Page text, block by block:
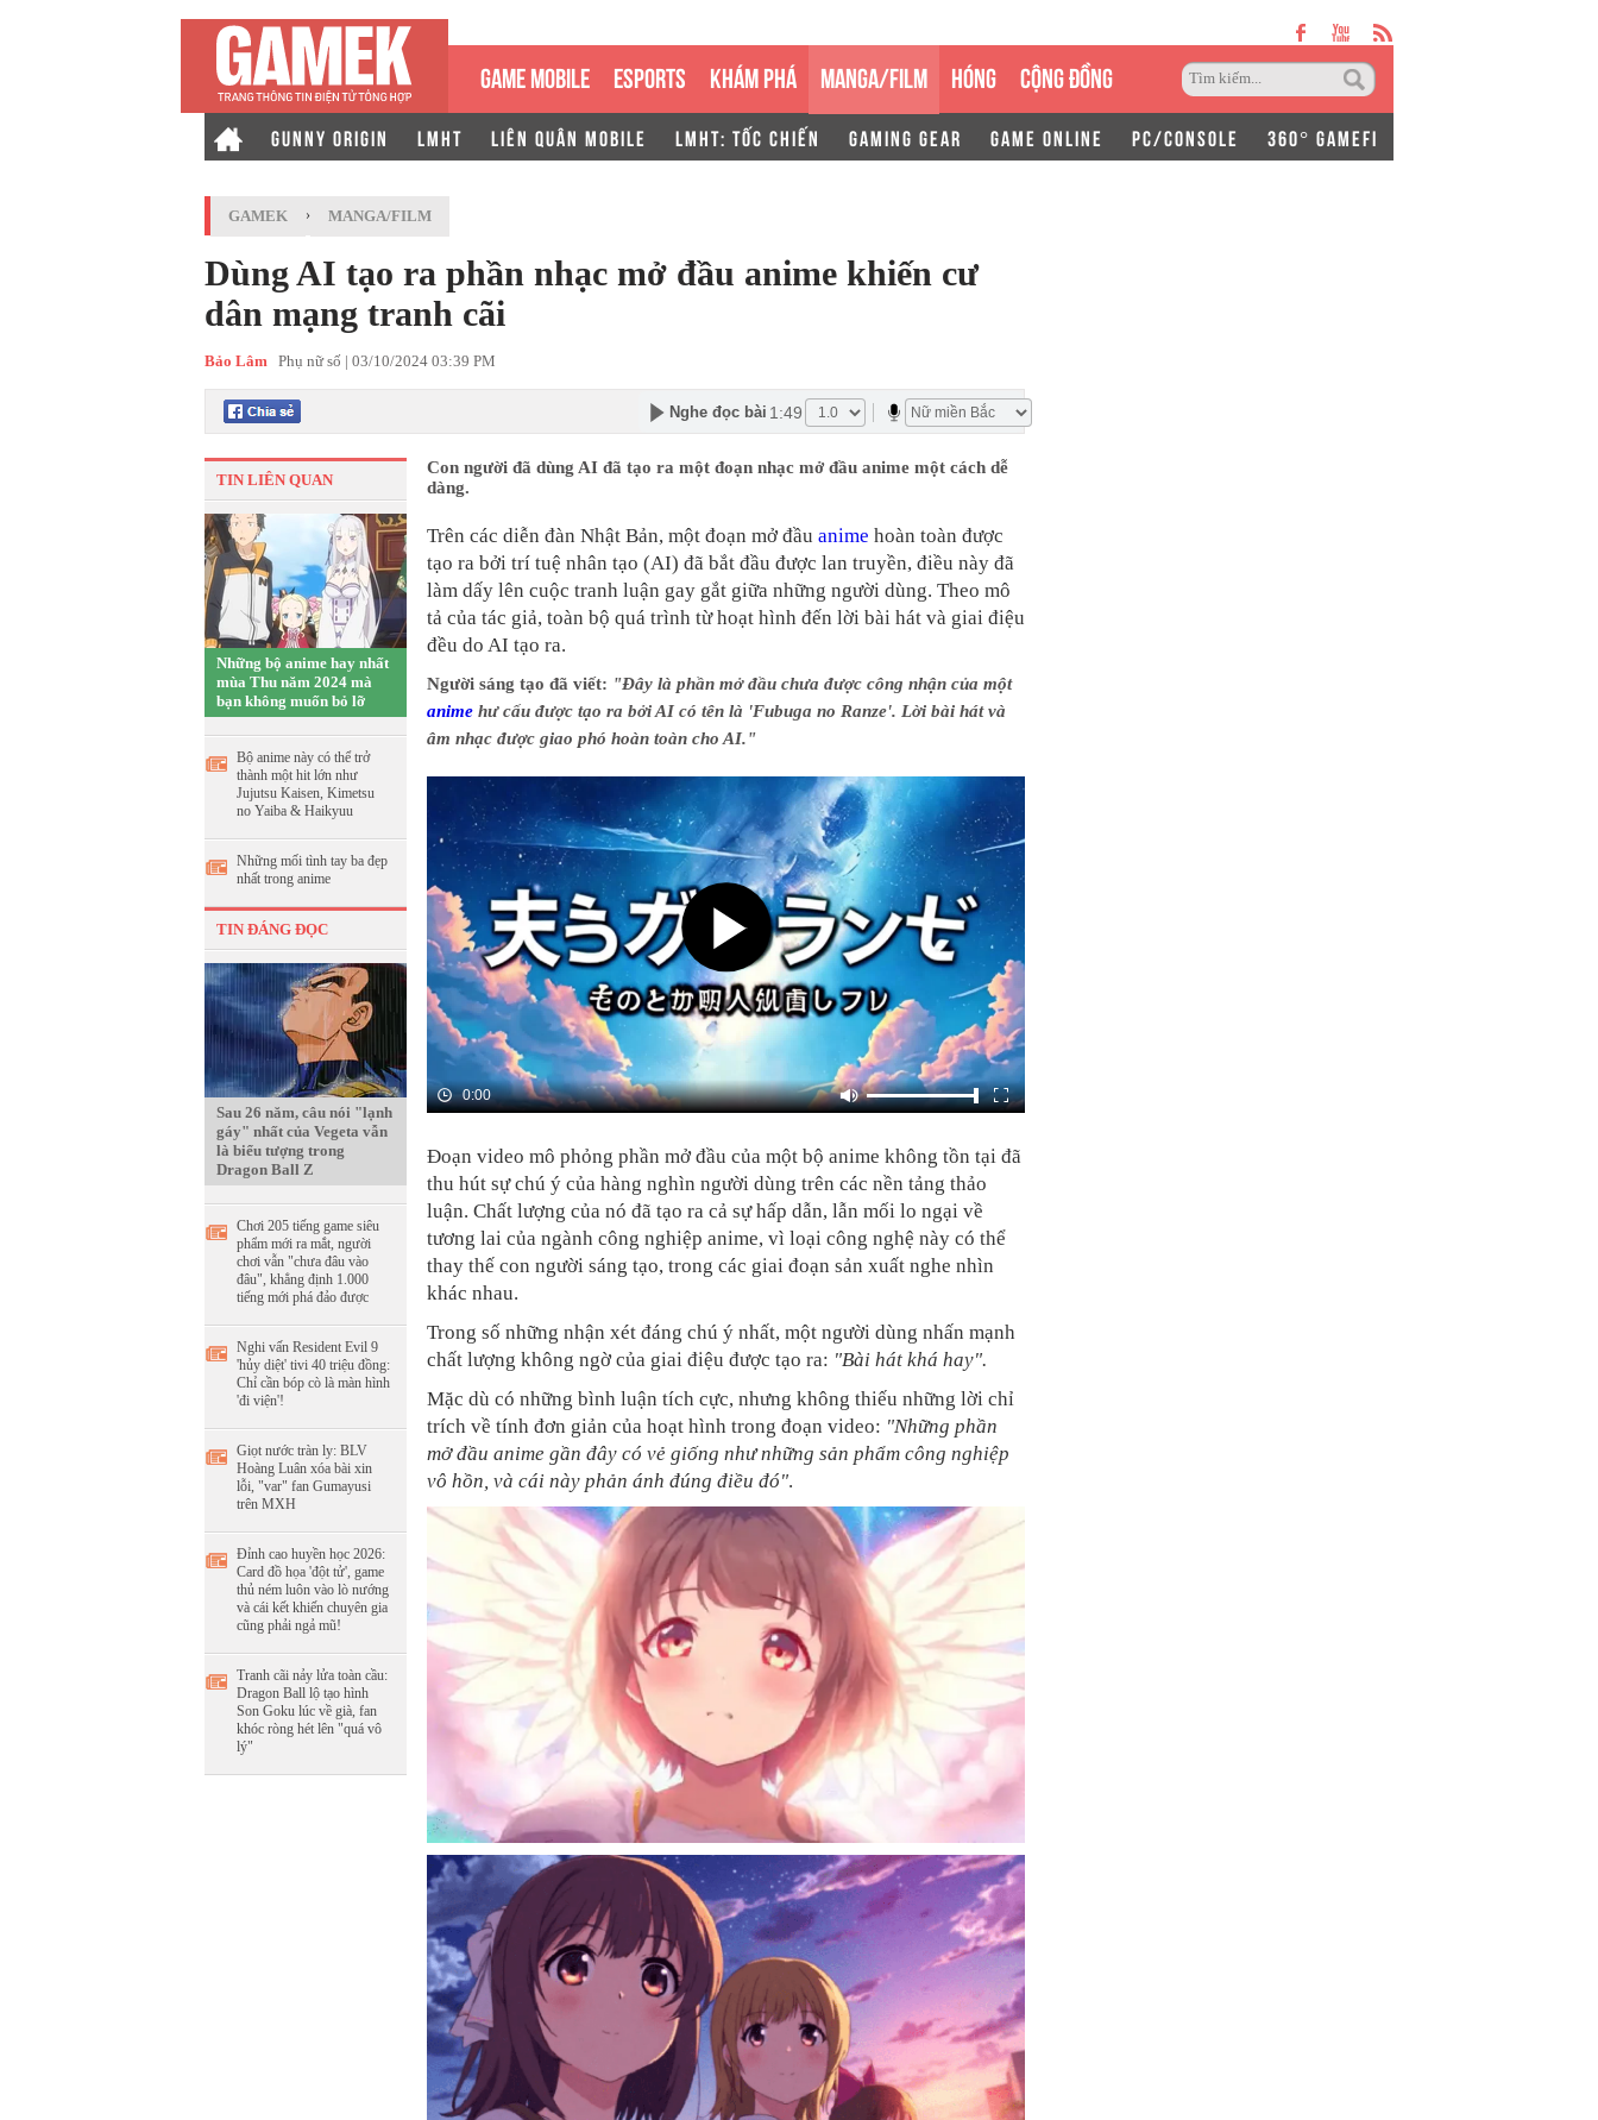
GAME MOBILE ESPORTS KHÁM PHÁ MANGA/FILM HÓNG CỘNG ĐỒNG
GUNNY ORIGIN LMHT LIÊN QUÂN MOBILE LMHT: TỐC CHIẾN GAMING GEAR GAME ONLINE PC/CONSOLE 360° GAMEFI
GAMEK › MANGA/FILM
Dùng AI tạo ra phần nhạc mở đầu anime khiến cư
dân mạng tranh cãi
Bảo Lâm Phụ nữ số | 03/10/2024 03:39 PM
Nghe đọc bài 1:49
TIN LIÊN QUAN
Những bộ anime hay nhất
mùa Thu năm 2024 mà
bạn không muốn bỏ lỡ
Bộ anime này có thể trở
thành một hit lớn như
Jujutsu Kaisen, Kimetsu
no Yaiba & Haikyuu
Những mối tình tay ba đẹp
nhất trong anime
TIN ĐÁNG ĐỌC
Sau 26 năm, câu nói "lạnh
gáy" nhất của Vegeta vẫn
là biểu tượng trong
Dragon Ball Z
Chơi 205 tiếng game siêu
phẩm mới ra mắt, người
chơi vẫn "chưa đâu vào
đâu", khẳng định 1.000
tiếng mới phá đảo được
Nghi vấn Resident Evil 9
'hủy diệt' tivi 40 triệu đồng:
Chỉ cần bóp cò là màn hình
'đi viện'!
Giọt nước tràn ly: BLV
Hoàng Luân xóa bài xin
lỗi, "var" fan Gumayusi
trên MXH
Đỉnh cao huyền học 2026:
Card đồ họa 'đột tử', game
thủ ném luôn vào lò nướng
và cái kết khiến chuyên gia
cũng phải ngả mũ!
Tranh cãi nảy lửa toàn cầu:
Dragon Ball lộ tạo hình
Son Goku lúc về già, fan
khóc ròng hét lên "quá vô
lý"
Con người đã dùng AI đã tạo ra một đoạn nhạc mở đầu anime một cách dễ
dàng.
Trên các diễn đàn Nhật Bản, một đoạn mở đầu anime hoàn toàn được
tạo ra bởi trí tuệ nhân tạo (AI) đã bắt đầu được lan truyền, điều này đã
làm dấy lên cuộc tranh luận gay gắt giữa những người dùng. Theo mô
tả của tác giả, toàn bộ quá trình từ hoạt hình đến lời bài hát và giai điệu
đều do AI tạo ra.
Người sáng tạo đã viết: "Đây là phần mở đầu chưa được công nhận của một
anime hư cấu được tạo ra bởi AI có tên là 'Fubuga no Ranze'. Lời bài hát và
âm nhạc được giao phó hoàn toàn cho AI."
0:00
Đoạn video mô phỏng phần mở đầu của một bộ anime không tồn tại đã
thu hút sự chú ý của hàng nghìn người dùng trên các nền tảng thảo
luận. Chất lượng của nó đã tạo ra cả sự hấp dẫn, lẫn mối lo ngại về
tương lai của ngành công nghiệp anime, vì loại công nghệ này có thể
thay thế con người sáng tạo, trong các giai đoạn sản xuất nghe nhìn
khác nhau.
Trong số những nhận xét đáng chú ý nhất, một người dùng nhấn mạnh
chất lượng không ngờ của giai điệu được tạo ra: "Bài hát khá hay".
Mặc dù có những bình luận tích cực, nhưng không thiếu những lời chỉ
trích về tính đơn giản của hoạt hình trong đoạn video: "Những phần
mở đầu anime gần đây có vẻ giống như những sản phẩm công nghiệp
vô hồn, và cái này phản ánh đúng điều đó".